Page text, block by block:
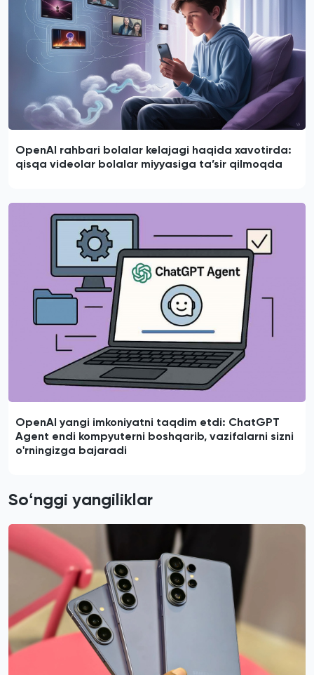
OpenAI rahbari bolalar kelajagi haqida xavotirda:
qisqa videolar bolalar miyyasiga ta’sir qilmoqda
OpenAI yangi imkoniyatni taqdim etdi: ChatGPT
Agent endi kompyuterni boshqarib, vazifalarni sizni
o'rningizga bajaradi
Soʻnggi yangiliklar